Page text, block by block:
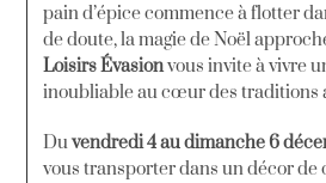
pain d’épice commence à flotter
de doute, la magie de Noël
Loisirs Évasionvous invite à vivre
inoubliable au cœur des traditions
Duvendredi 4 au dimanche 6
vous transporter dans un décor de